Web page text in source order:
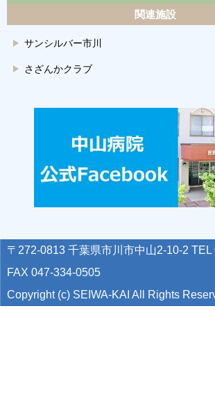
関連施設
サンシルバー市川
さざんかクラブ
〒272-0813 千葉県市川市中山2-10-2
FAX 047-334-0505
Copyright (c) SEIWA-KAI All Rights